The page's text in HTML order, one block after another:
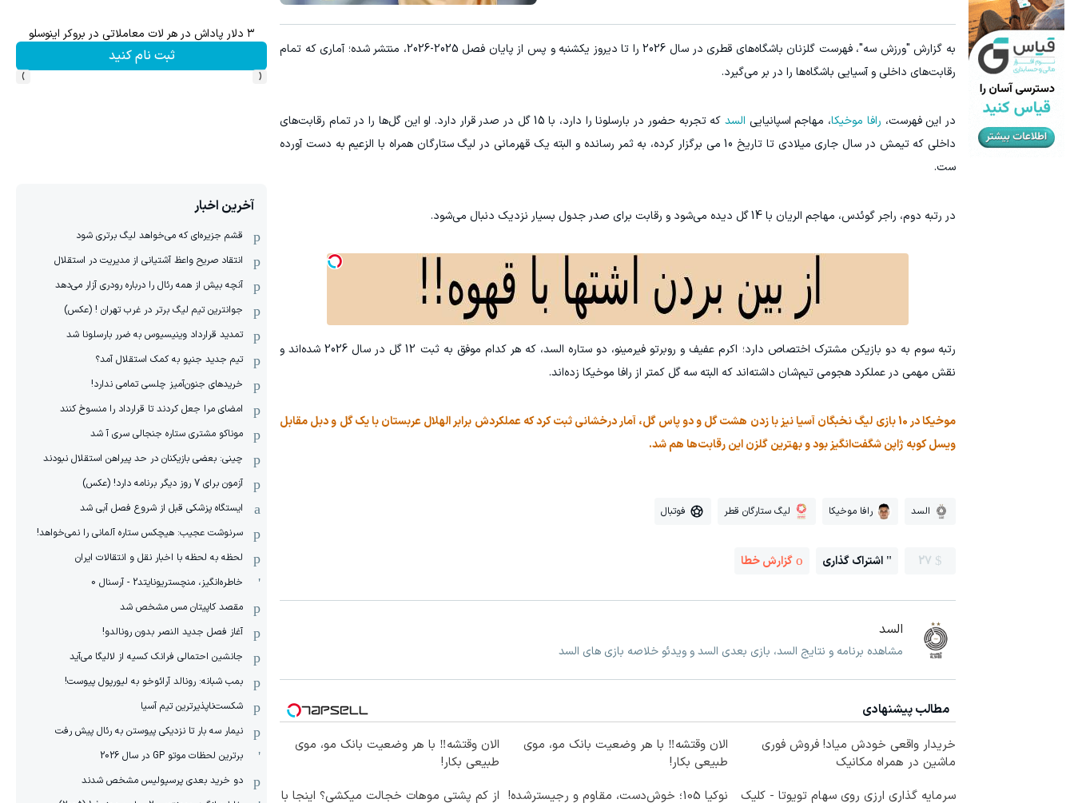
به گزارش "ورزش سه"، فهرست گلزنان باشگاه‌های قطری در سال 2026 را تا دیروز یکشنبه و پس از پایان فصل 2025-2026، منتشر شده؛ آماری که تمام
رقابت‌های داخلی و آسیایی باشگاه‌ها را در بر می‌گیرد.
در این فهرست، رافا موخیکا، مهاجم اسپانیایی السد
که تجربه حضور در بارسلونا را دارد، با 15 گل در صدر قرار دارد. او این گل‌ها را در تمام رقابت‌های
داخلی که تیمش در سال جاری میلادی تا تاریخ 10 می برگزار کرده، به ثمر رسانده و البته یک قهرمانی در لیگ ستارگان همراه با الزعیم به دست آورده
ست.
در رتبه دوم، راجر گوئدس، مهاجم الریان با 14 گل دیده می‌شود و رقابت برای صدر جدول بسیار نزدیک دنبال می‌شود.
رتبه سوم به دو بازیکن مشترک اختصاص دارد؛ اکرم عفیف و روبرتو فیرمینو، دو ستاره السد، که هر کدام موفق به ثبت 12 گل در سال 2026 شده‌اند و
نقش مهمی در عملکرد هجومی تیم‌شان داشته‌اند که البته سه گل کمتر از رافا موخیکا زده‌اند.
موخیکا در 10 بازی لیگ نخبگان آسیا نیز با زدن هشت گل و دو پاس گل، آمار درخشانی ثبت کرد که عملکردش برابر الهلال عربستان با یک گل و دبل مقابل
ویسل کوبه ژاپن شگفت‌انگیز بود و بهترین گلزن این رقابت‌ها هم شد.
السد رافا موخیکا لیگ ستارگان قطر فوتبال
27 اشتراک گذاری گزارش خطا
السد
مشاهده برنامه و نتایج السد، بازی بعدی السد و ویدئو خلاصه بازی های السد
مطالب پیشنهادی
خریدار واقعی خودش میاد! فروش فوری
ماشین در همراه مکانیک
الان وقتشه‼️ با هر وضعیت بانک مو، موی
طبیعی بکار!
الان وقتشه‼️ با هر وضعیت بانک مو، موی
طبیعی بکار!
سرمایه گذاری ارزی روی سهام تویوتا - کلیک
نوکیا 105؛ خوش‌دست، مقاوم و رجیسترشده!
از کم پشتی موهات خجالت میکشی؟ اینجا با
۳ دلار پاداش در هر لات معاملاتی در بروکر اینوسلو
ثبت نام کنید
‹
›
آخرین اخبار
قشم جزیره‌ای که می‌خواهد لیگ برتری شود
انتقاد صریح واعظ آشتیانی از مدیریت در استقلال
آنچه بیش از همه رئال را درباره رودری آزار می‌دهد
جوانترین تیم لیگ برتر در غرب تهران ! (عکس)
تمدید قرارداد وینیسیوس به ضرر بارسلونا شد
تیم جدید جنپو به کمک استقلال آمد؟
خریدهای جنون‌آمیز چلسی تمامی ندارد!
امضای مرا جعل کردند تا قرارداد را منسوخ کنند
موناکو مشتری ستاره جنجالی سری آ شد
چینی: بعضی بازیکنان در حد پیراهن استقلال نبودند
آزمون برای 7 روز دیگر برنامه دارد! (عکس)
ایستگاه پزشکی قبل از شروع فصل آبی شد
سرنوشت عجیب: هیچکس ستاره آلمانی را نمی‌خواهد!
لحظه به لحظه با اخبار نقل و انتقالات ایران
خاطره‌انگیز، منچستریونایتد2 - آرسنال 0
مقصد کاپیتان مس مشخص شد
آغاز فصل جدید النصر بدون رونالدو!
جانشین احتمالی فرانک کسیه از لالیگا می‌آید
بمب شبانه: رونالد آرائوخو به لیورپول پیوست!
شکست‌ناپذیرترین تیم آسیا
نیمار سه بار تا نزدیکی پیوستن به رئال پیش رفت
برترین لحظات موتو GP در سال 2026
دو خرید بعدی پرسپولیس مشخص شدند